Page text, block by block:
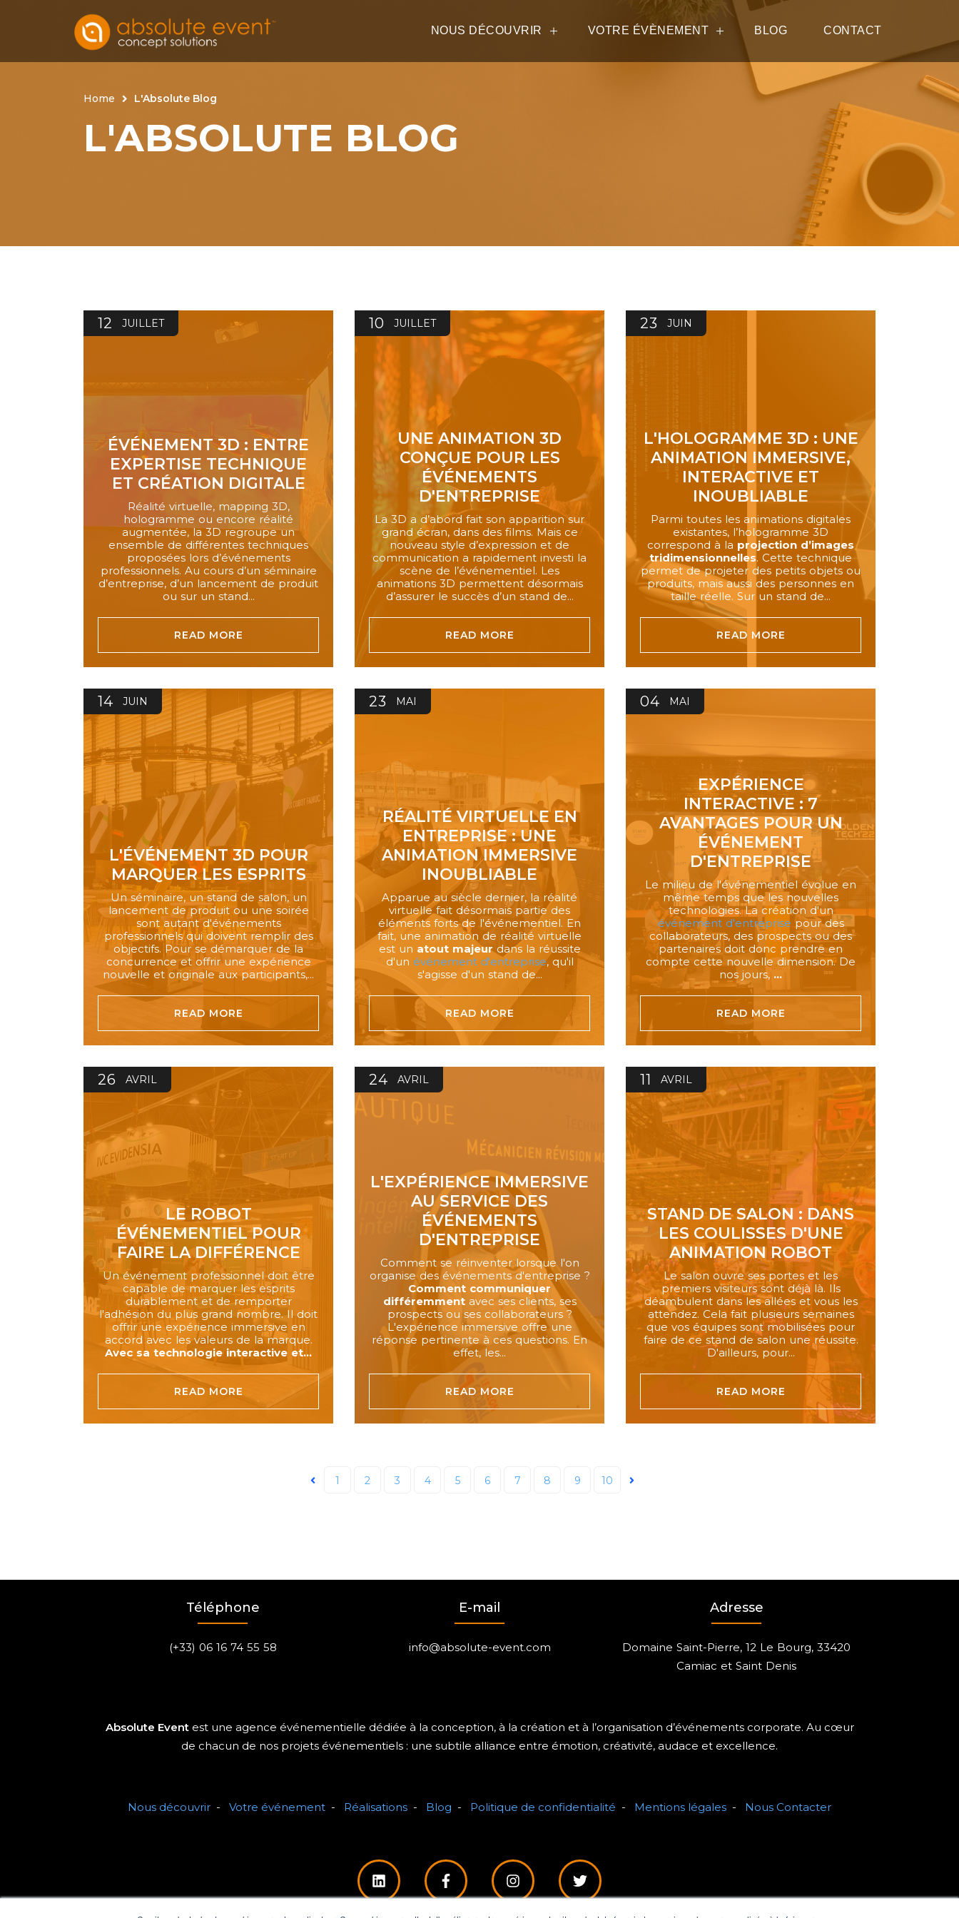
NOUS DÉCOUVRIR VOTRE ÉVÈNEMENT BLOG CONTACT
Home L'Absolute Blog
L'ABSOLUTE BLOG
12 JUILLET
ÉVÉNEMENT 3D : ENTRE
EXPERTISE TECHNIQUE
ET CRÉATION DIGITALE
Réalité virtuelle, mapping 3D,
hologramme ou encore réalité
augmentée, la 3D regroupe un
ensemble de différentes techniques
proposées lors d’événements
professionnels. Au cours d’un séminaire
d’entreprise, d’un lancement de produit
ou sur un stand...
READ MORE
10 JUILLET
UNE ANIMATION 3D
CONÇUE POUR LES
ÉVÉNEMENTS
D'ENTREPRISE
La 3D a d’abord fait son apparition sur
grand écran, dans des films. Mais ce
nouveau style d’expression et de
communication a rapidement investi la
scène de l’événementiel. Les
animations 3D permettent désormais
d’assurer le succès d’un stand de...
READ MORE
23 JUIN
L'HOLOGRAMME 3D : UNE
ANIMATION IMMERSIVE,
INTERACTIVE ET
INOUBLIABLE
Parmi toutes les animations digitales
existantes, l’hologramme 3D
correspond à la projection d’images
tridimensionnelles. Cette technique
permet de projeter des petits objets ou
produits, mais aussi des personnes en
taille réelle. Sur un stand de...
READ MORE
14 JUIN
L'ÉVÉNEMENT 3D POUR
MARQUER LES ESPRITS
Un séminaire, un stand de salon, un
lancement de produit ou une soirée
sont autant d'événements
professionnels qui doivent remplir des
objectifs. Pour se démarquer de la
concurrence et offrir une expérience
nouvelle et originale aux participants,...
READ MORE
23 MAI
RÉALITÉ VIRTUELLE EN
ENTREPRISE : UNE
ANIMATION IMMERSIVE
INOUBLIABLE
Apparue au siècle dernier, la réalité
virtuelle fait désormais partie des
éléments forts de l'événementiel. En
fait, une animation de réalité virtuelle
est un atout majeurdans la réussite
d'un événement d'entreprise, qu'il
s'agisse d'un stand de...
READ MORE
04 MAI
EXPÉRIENCE
INTERACTIVE : 7
AVANTAGES POUR UN
ÉVÉNEMENT
D'ENTREPRISE
Le milieu de l'événementiel évolue en
même temps que les nouvelles
technologies. La création d'un
événement d'entreprise pour des
collaborateurs, des prospects ou des
partenaires doit donc prendre en
compte cette nouvelle dimension. De
nos jours, ...
READ MORE
26 AVRIL
LE ROBOT
ÉVÉNEMENTIEL POUR
FAIRE LA DIFFÉRENCE
Un événement professionnel doit être
capable de marquer les esprits
durablement et de remporter
l'adhésion du plus grand nombre. Il doit
offrir une expérience immersive en
accord avec les valeurs de la marque.
Avec sa technologie interactive et...
READ MORE
24 AVRIL
L'EXPÉRIENCE IMMERSIVE
AU SERVICE DES
ÉVÉNEMENTS
D'ENTREPRISE
Comment se réinventer lorsque l'on
organise des événements d'entreprise ?
Comment communiquer
différemmentavec ses clients, ses
prospects ou ses collaborateurs ?
L'expérience immersive offre une
réponse pertinente à ces questions. En
effet, les...
READ MORE
11 AVRIL
STAND DE SALON : DANS
LES COULISSES D'UNE
ANIMATION ROBOT
Le salon ouvre ses portes et les
premiers visiteurs sont déjà là. Ils
déambulent dans les allées et vous les
attendez. Cela fait plusieurs semaines
que vos équipes sont mobilisées pour
faire de ce stand de salon une réussite.
D'ailleurs, pour...
READ MORE
1 2 3 4 5 6 7 8 9 10
Téléphone
(+33) 06 16 74 55 58
E-mail
info@absolute-event.com
Adresse
Domaine Saint-Pierre, 12 Le Bourg, 33420
Camiac et Saint Denis
Absolute Eventest une agence événementielle dédiée à la conception, à la création et à l’organisation d’événements corporate. Au cœur
de chacun de nos projets événementiels : une subtile alliance entre émotion, créativité, audace et excellence.
Nous découvrir - Votre événement - Réalisations - Blog - Politique de confidentialité - Mentions légales - Nous Contacter